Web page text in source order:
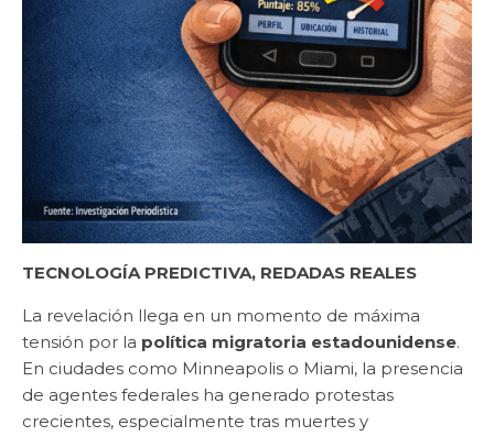
TECNOLOGÍA PREDICTIVA, REDADAS REALES
La revelación llega en un momento de máxima
tensión por la política migratoria estadounidense.
En ciudades como Minneapolis o Miami, la presencia
de agentes federales ha generado protestas
crecientes, especialmente tras muertes y